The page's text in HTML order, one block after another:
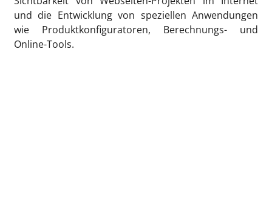
und die Entwicklung von speziellen Anwendungen
wie Produktkonfiguratoren, Berechnungs- und
Online-Tools.